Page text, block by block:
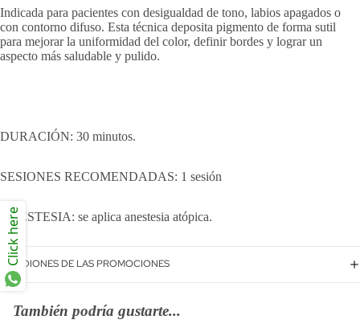
Indicada para pacientes con desigualdad de tono, labios apagados o
con contorno difuso. Esta técnica deposita pigmento de forma sutil
para mejorar la uniformidad del color, definir bordes y lograr un
aspecto más saludable y pulido.
DURACIÓN: 30 minutos.
SESIONES RECOMENDADAS: 1 sesión
ANESTESIA: se aplica anestesia atópica.
CONDIONES DE LAS PROMOCIONES
También podría gustarte...
Click here